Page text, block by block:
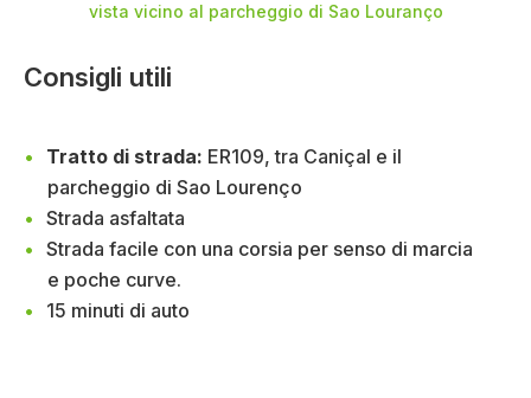
vista vicino al parcheggio di Sao Louranço
Consigli utili
Tratto di strada: ER109, tra Caniçal e il
parcheggio di Sao Lourenço
Strada asfaltata
Strada facile con una corsia per senso di marcia
e poche curve.
15 minuti di auto